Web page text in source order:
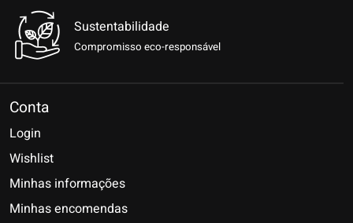
Sustentabilidade
Compromisso eco-responsável
Conta
Login
Wishlist
Minhas informações
Minhas encomendas